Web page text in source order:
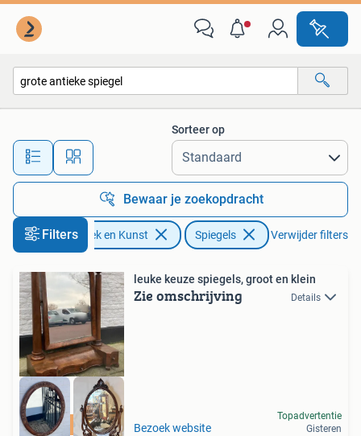
Alle afstanden…
Sorteer op
Bewaar je zoekopdracht
FiltersAntiek en Kunst Spiegels Verwijder filters
Alphen ad Rijn
leuke keuze spiegels, groot en klein
Zie omschrijving Details
Bezoek website
Topadvertentie
Gisteren